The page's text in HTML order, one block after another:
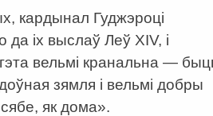
кардынал Гуджэроці
да іх выслаў Леў XIV, і
вельмі кранальна —
зямля і вельмі добры
як дома».